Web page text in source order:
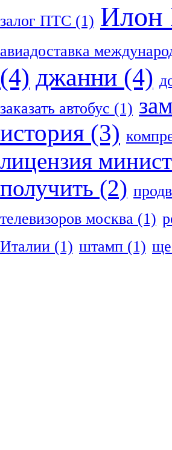
залог ПТС (1) Илон
авиадоставка
(4) джанни (4)
заказать автобус (1)
история (3)
лицензия
получить (2)
телевизоров москва (1)
Италии (1) штамп (1)